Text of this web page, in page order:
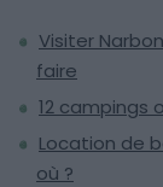
Visiter
faire
12 campings
Location de
où ?